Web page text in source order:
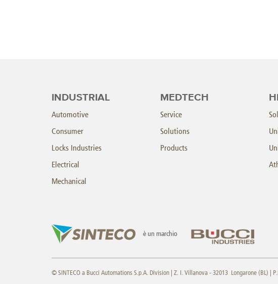
INDUSTRIAL
Automotive
Consumer
Locks Industries
Electrical
Mechanical
MEDTECH
Service
Solutions
Products
è un marchio
© SINTECO a Bucci Automations S.p.A. Division | Z. I. Villanova - 32013 Longarone (BL) |